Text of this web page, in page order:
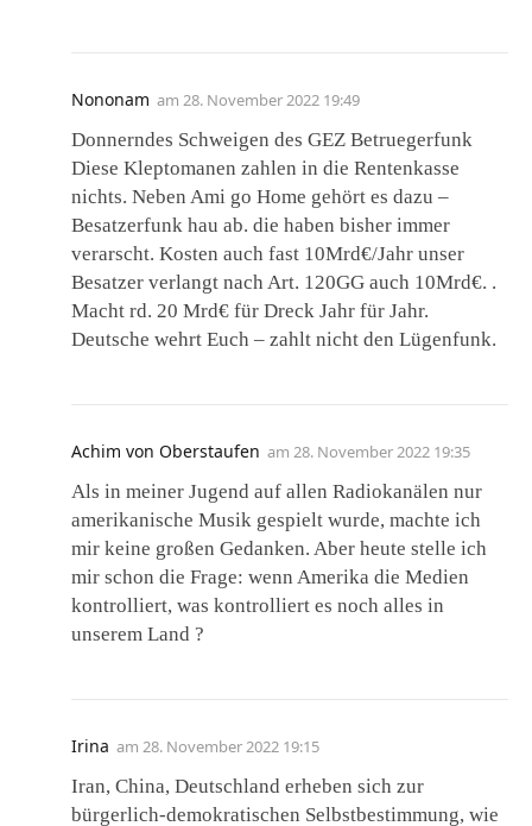
Nononam am 28. November 2022 19:49
Donnerndes Schweigen des GEZ Betruegerfunk
Diese Kleptomanen zahlen in die Rentenkasse
nichts. Neben Ami go Home gehört es dazu –
Besatzerfunk hau ab. die haben bisher immer
verarscht. Kosten auch fast 10Mrd€/Jahr unser
Besatzer verlangt nach Art. 120GG auch 10Mrd€. .
Macht rd. 20 Mrd€ für Dreck Jahr für Jahr.
Deutsche wehrt Euch – zahlt nicht den Lügenfunk.
Achim von Oberstaufen am 28. November 2022 19:35
Als in meiner Jugend auf allen Radiokanälen nur
amerikanische Musik gespielt wurde, machte ich
mir keine großen Gedanken. Aber heute stelle ich
mir schon die Frage: wenn Amerika die Medien
kontrolliert, was kontrolliert es noch alles in
unserem Land ?
Irina am 28. November 2022 19:15
Iran, China, Deutschland erheben sich zur
bürgerlich-demokratischen Selbstbestimmung, wie